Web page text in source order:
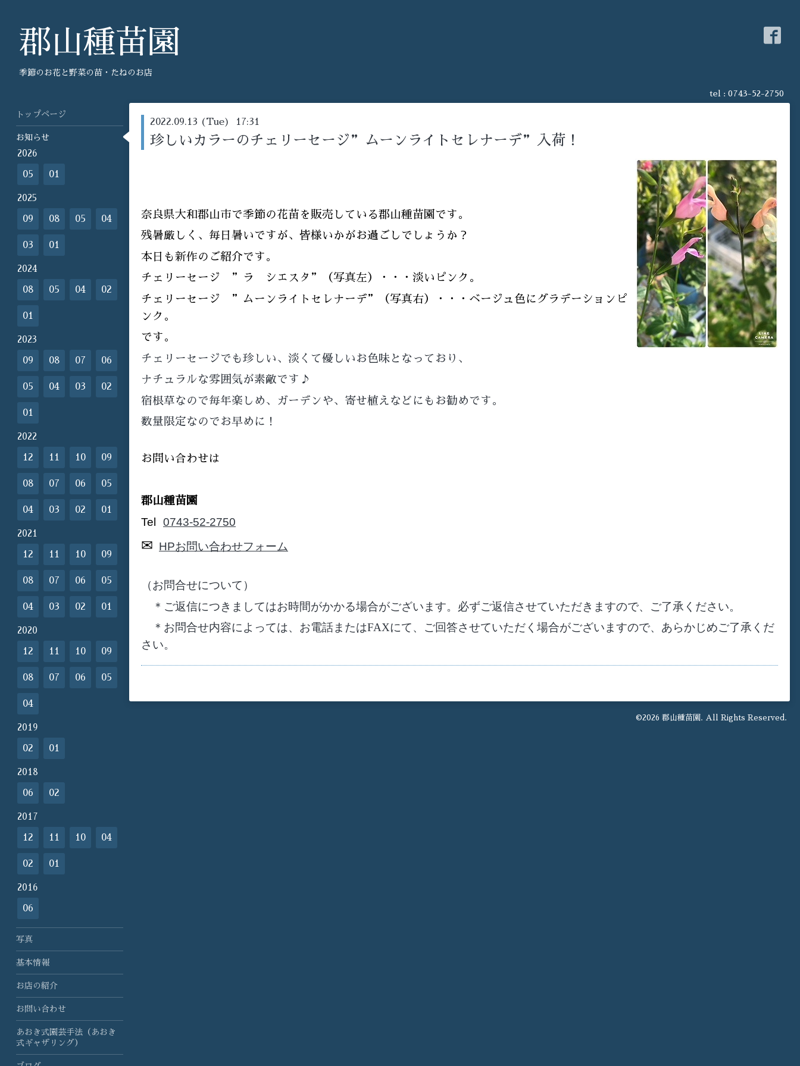
郡山種苗園
季節のお花と野菜の苗・たねのお店
tel : 0743-52-2750
2022.09.13 (Tue) 17:31
珍しいカラーのチェリーセージ”ムーンライトセレナーデ”入荷！
奈良県大和郡山市で季節の花苗を販売している郡山種苗園です。
残暑厳しく、毎日暑いですが、皆様いかがお過ごしでしょうか？
本日も新作のご紹介です。
チェリーセージ ”ラ シエスタ”（写真左）・・・淡いピンク。
チェリーセージ ”ムーンライトセレナーデ”（写真右）・・・ベージュ色にグラデーションピ
ンク。
です。
チェリーセージでも珍しい、淡くて優しいお色味となっており、
ナチュラルな雰囲気が素敵です♪
宿根草なので毎年楽しめ、
ガーデンや、寄せ植えなどにもお勧めです。
数量限定なのでお早めに！
お問い合わせは
郡山種苗園
Tel 0743-52-2750
✉ HPお問い合わせフォーム
（お問合せについて）
＊ご返信につきましてはお時間がかかる場合がございます。必ずご返信させていただきますので、ご了承ください。
＊お問合せ内容によっては、お電話またはFAXにて、ご回答させていただく場合がございますので、あらかじめご了承くだ
さい。
©2026 郡山種苗園 . All Rights Reserved.
トップページ
お知らせ
2026
05 01
2025
09 08 05 04
03 01
2024
08 05 04 02
01
2023
09 08 07 06
05 04 03 02
01
2022
12 11 10 09
08 07 06 05
04 03 02 01
2021
12 11 10 09
08 07 06 05
04 03 02 01
2020
12 11 10 09
08 07 06 05
04
2019
02 01
2018
06 02
2017
12 11 10 04
02 01
2016
06
写真
基本情報
お店の紹介
お問い合わせ
あおき式園芸手法（あおき
式ギャザリング）